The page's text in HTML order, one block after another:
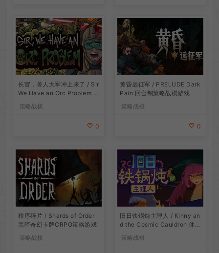
长官，兽人大军冲上来了 / Sir
We Have an Orc Problem 增
量塔防游戏
策略战棋
0
黄昏远征军 / PRELUDE Dark
Pain 回合制策略战棋游戏
策略战棋
0
秩序碎片 / Shards of Order
黑暗奇幻卡牌CRPG策略游戏
策略战棋
旧日铁锅炖主理人 / Kinny an
d the Cosmic Cauldron 休闲
策略战棋